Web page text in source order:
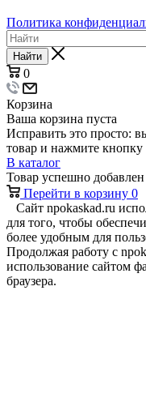
Политика
Найти
0
Корзина
Ваша корзина пуста
Исправить это просто:
товар и нажмите кнопку
В каталог
Товар успешно
Перейти в корзину 0
Сайт npokaskad.ru
для того, чтобы
более удобным для
Продолжая работу с
использование сайтом
браузера.